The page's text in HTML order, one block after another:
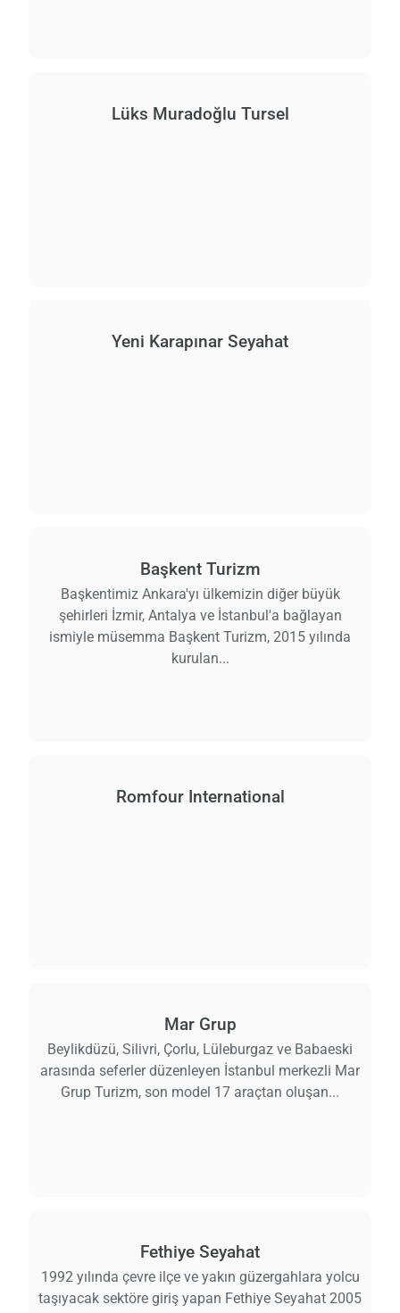
Lüks Muradoğlu Tursel
Yeni Karapınar Seyahat
Başkent Turizm
Başkentimiz Ankara'yı ülkemizin diğer büyük
şehirleri İzmir, Antalya ve İstanbul'a bağlayan
ismiyle müsemma Başkent Turizm, 2015 yılında
kurulan...
Romfour International
Mar Grup
Beylikdüzü, Silivri, Çorlu, Lüleburgaz ve Babaeski
arasında seferler düzenleyen İstanbul merkezli Mar
Grup Turizm, son model 17 araçtan oluşan...
Fethiye Seyahat
1992 yılında çevre ilçe ve yakın güzergahlara yolcu
taşıyacak sektöre giriş yapan Fethiye Seyahat 2005